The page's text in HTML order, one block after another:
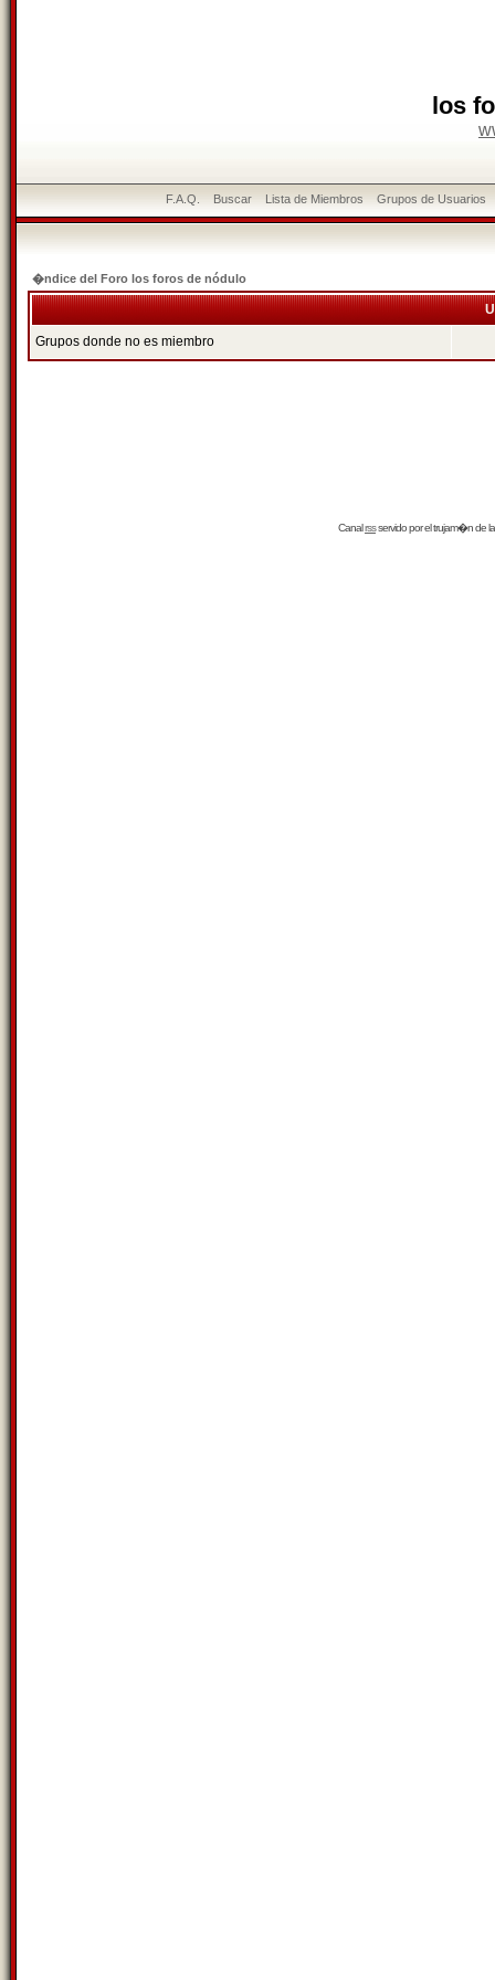
los
F.A.Q. Buscar Lista de Miembros Grupos de Usuarios
�ndice del Foro los foros de nódulo
Grupos donde no es miembro
Canalrssservido por eltrujam�nde